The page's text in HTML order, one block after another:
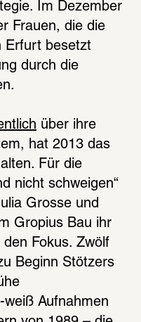
Im Dezember
Frauen, die die
Erfurt besetzt
durch die
über ihre
hat 2013 das
Für die
nicht schweigen“
Grosse und
Gropius Bau ihr
Fokus. Zwölf
Beginn Stötzers
Aufnahmen